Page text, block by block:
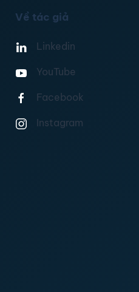
Về tác giả
Linkedin
YouTube
Facebook
Instagram